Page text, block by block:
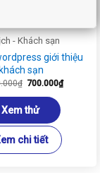
- Khách sạn
giới thiệu
khách sạn
₫ Giá
là:
1.000.000₫.
700.000₫Giá
hiện
Xem thử
chi tiết